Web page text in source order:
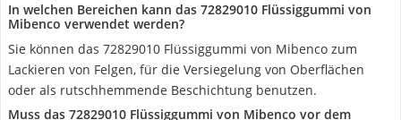
In welchen Bereichen kann das 72829010 Flüssiggummi von
Mibenco verwendet werden?
Sie können das 72829010 Flüssiggummi von Mibenco zum
Lackieren von Felgen, für die Versiegelung von Oberflächen
oder als rutschhemmende Beschichtung benutzen.
Muss das 72829010 Flüssiggummi von Mibenco vor dem